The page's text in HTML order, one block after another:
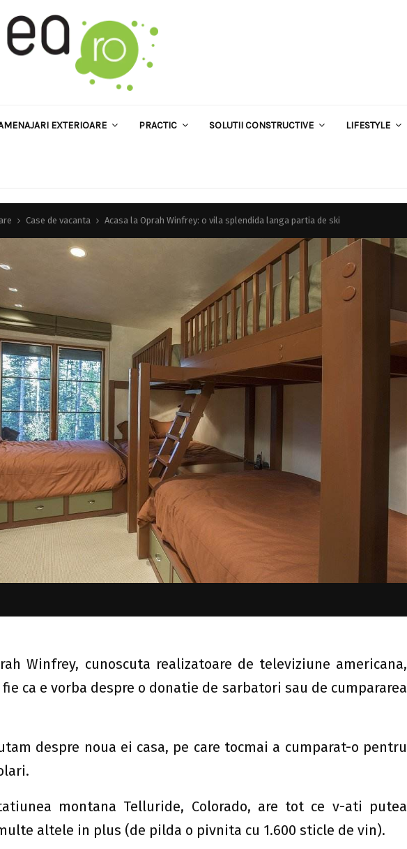
EXTERIOARE PRACTIC SOLUTII CONSTRUCTIVE LIFESTYLE
Case de vacanta Acasa la Oprah Winfrey: o vila splendida langa partia de ski
Winfrey, cunoscuta realizatoare de televiziune americana,
ca e vorba despre o donatie de sarbatori sau de cumpararea
despre noua ei casa, pe care tocmai a cumparat-o pentru
montana Telluride, Colorado, are tot ce v-ati putea
altele in plus (de pilda o pivnita cu 1.600 sticle de vin).